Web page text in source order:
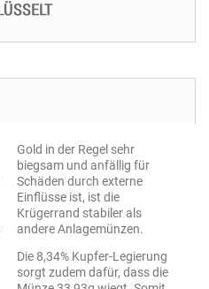
Gold in der Regel sehr
biegsam und anfällig für
Schäden durch externe
Einflüsse ist, ist die
Krügerrand stabiler als
andere Anlagemünzen.
Die 8,34% Kupfer-Legierung
sorgt zudem dafür, dass die